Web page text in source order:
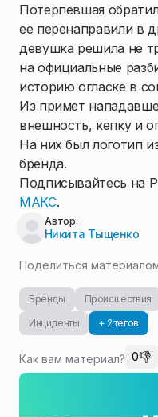
Потерпевшая
ее перенаправили в
девушка решила не
на официальные
историю огласке в
Из примет
внешность, кепку и
На них был логотип
бренда.
Подписывайтесь на
МАКС.
Автор:
Никита Тыщенко
Поделиться
Бренды Происшествия
Инциденты
+ 2 тегов
Как вам материал? 0👎